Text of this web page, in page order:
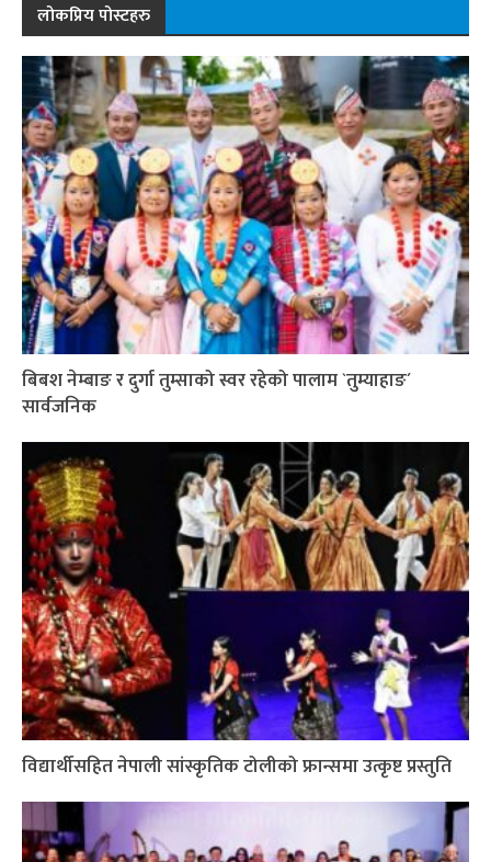
लोकप्रिय पोस्टहरु
बिबश नेम्बाङ र दुर्गा तुम्साको स्वर रहेको पालाम `तुम्याहाङ´
सार्वजनिक
विद्यार्थीसहित नेपाली सांस्कृतिक टोलीको फ्रान्समा उत्कृष्ट प्रस्तुति